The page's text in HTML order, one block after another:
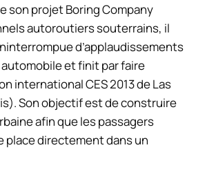
son projet Boring Company
autoroutiers souterrains, il
d’applaudissements
et finit par faire
international CES 2013 de Las
Son objectif est de construire
afin que les passagers
place directement dans un